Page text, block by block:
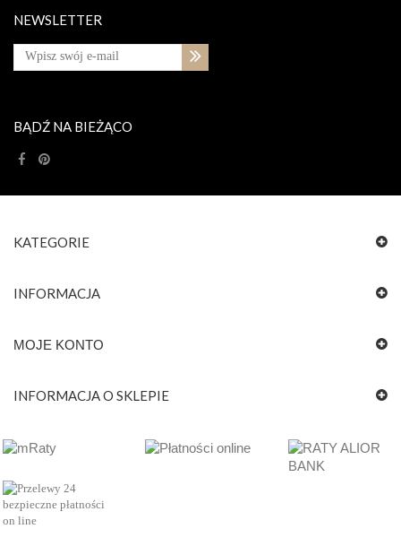
NEWSLETTER
BĄDŹ NA BIEŻĄCO
KATEGORIE
INFORMACJA
MOJE KONTO
INFORMACJA O SKLEPIE